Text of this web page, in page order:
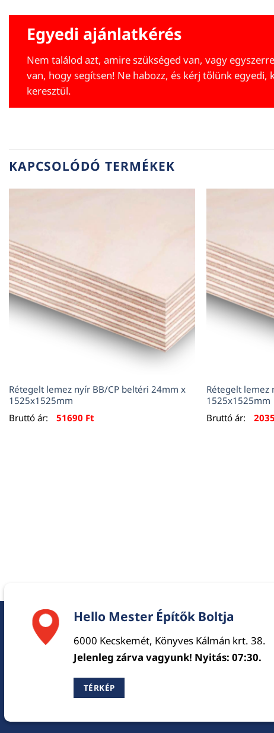
Egyedi ajánlatkérés
Nem találod azt, amire szükséged van, vagy
van, hogy segítsen! Ne habozz, és kérj tőlünk
keresztül.
KAPCSOLÓDÓ TERMÉKEK
Rétegelt lemez nyír BB/CP beltéri 24mm x
1525x1525mm
Bruttó ár:
51690 Ft
Rétegelt lemez
1525x1525mm
Bruttó ár:
Hello Mester Építők Boltja
6000 Kecskemét, Könyves Kálmán krt. 38.
Jelenleg zárva vagyunk! Nyitás: 07:30.
TÉRKÉP